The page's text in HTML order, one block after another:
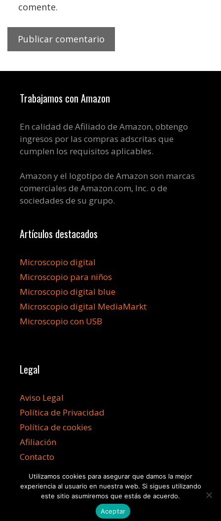
comente.
Trabajamos con Amazon
En calidad de Afiliado de Amazon, obtengo
ingresos por las compras adscritas que
cumplen los requisitos aplicables.
Amazon y el logotipo de Amazon son marcas
comerciales de Amazon.com, Inc. o de
sociedades de su grupo.
Artículos destacados
Microscopio digital
Microscopio para niños
Microscopio digital blue
Microscopio digital MediaMarkt
Microscopio con USB
Legal
Aviso Legal
Política de Privacidad
Política de cookies
Afiliación
Contacto
©2026 Microscopioss.com
Utilizamos cookies para asegurar que damos la mejor
experiencia al usuario en nuestra web. Si sigues utilizando
este sitio asumiremos que estás de acuerdo.
Aceptar